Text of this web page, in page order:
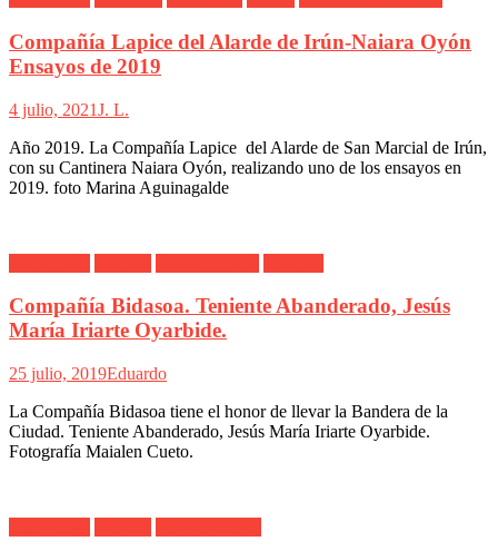
Compañía Lapice del Alarde de Irún-Naiara Oyón
Ensayos de 2019
4 julio, 2021J. L.
Año 2019. La Compañía Lapice del Alarde de San Marcial de Irún,
con su Cantinera Naiara Oyón, realizando uno de los ensayos en
2019. foto Marina Aguinagalde
Compañía Bidasoa. Teniente Abanderado, Jesús
María Iriarte Oyarbide.
25 julio, 2019Eduardo
La Compañía Bidasoa tiene el honor de llevar la Bandera de la
Ciudad. Teniente Abanderado, Jesús María Iriarte Oyarbide.
Fotografía Maialen Cueto.